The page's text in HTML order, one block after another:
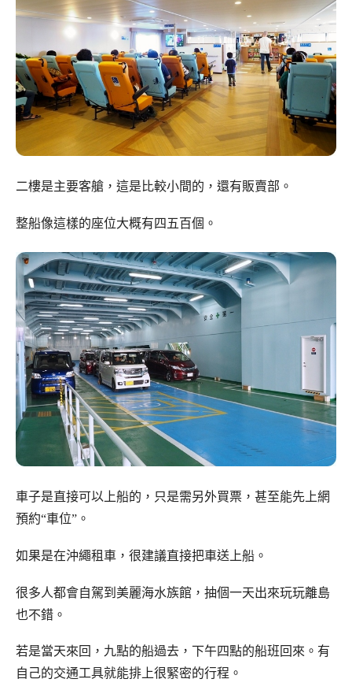
二樓是主要客艙，這是比較小間的，還有販賣部。
整船像這樣的座位大概有四五百個。
車子是直接可以上船的，只是需另外買票，甚至能先上網
預約“車位”。
如果是在沖繩租車，很建議直接把車送上船。
很多人都會自駕到美麗海水族館，抽個一天出來玩玩離島
也不錯。
若是當天來回，九點的船過去，下午四點的船班回來。有
自己的交通工具就能排上很緊密的行程。